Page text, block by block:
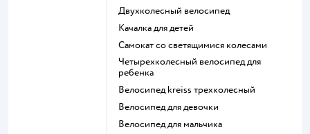
Двухколесный велосипед
Качалка для детей
Самокат со светящимися колесами
Четырехколесный велосипед для
ребенка
Велосипед kreiss трехколесный
Велосипед для девочки
Велосипед для мальчика